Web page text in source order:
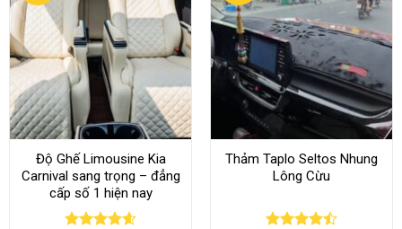
Độ Ghế Limousine Kia
Carnival sang trọng – đẳng
cấp số 1 hiện nay
Thảm Taplo Seltos Nhung
Lông Cừu